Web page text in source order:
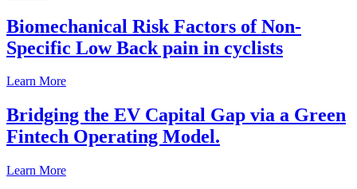
Biomechanical Risk Factors of Non-
Specific Low Back pain in cyclists
Learn More
Bridging the EV Capital Gap via a Green
Fintech Operating Model.
Learn More